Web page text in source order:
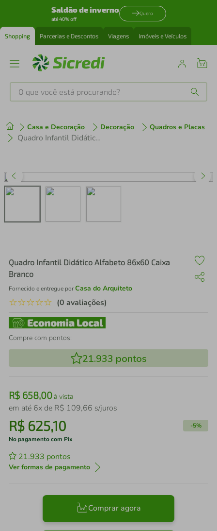
Saldão de inverno
até 40% off
Quero
Shopping Parcerias e Descontos Viagens Imóveis e Veículos
O que você está procurando?
Casa e Decoração Decoração Quadros e Placas
Quadro Infantil Didático Alfabeto 86x60 Caixa Branco
Quadro Infantil Didático Alfabeto 86x60 Caixa
Branco
Fornecido e entregue porCasa do Arquiteto
☆☆☆☆☆ (0 avaliações)
Compre com pontos:
21.933 pontos
R$ 658,00à vista
em até 6x de R$ 109,66 s/juros
R$ 625,10 -5%
No pagamento com Pix
21.933 pontos
Ver formas de pagamento
Comprar agora
1º tenis
perfume